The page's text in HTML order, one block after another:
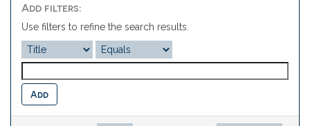
Add filters:
Use filters to refine the search results.